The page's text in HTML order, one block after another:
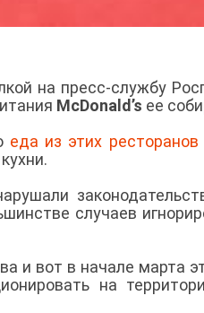
на пресс-службу
McDonald’s ее
еда из этих ресторанов
случаев
и вот в начале марта
на